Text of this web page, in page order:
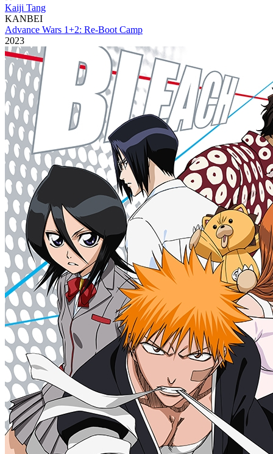
Kaiji Tang
KANBEI
Advance Wars 1+2: Re-Boot Camp
2023